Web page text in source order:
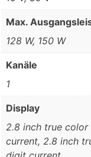
Max.
128 W, 150 W
Kanäle
1
Display
2.8 inch true
current, 2.8 inch